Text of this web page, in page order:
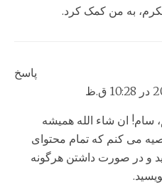
به من کمک کرد.
سام! ان شاء الله همیشه
می کنم که تمام محتوای
و در صورت داشتن هرگونه
پاسخ